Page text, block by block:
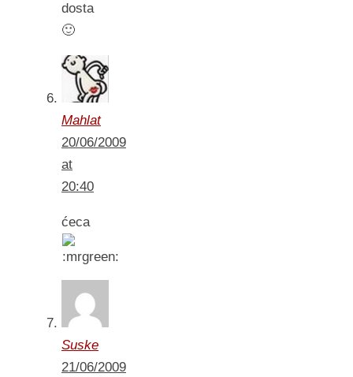
dosta
🙂
Mahlat
20/06/2009
at
20:40
ćeca
Suske
21/06/2009